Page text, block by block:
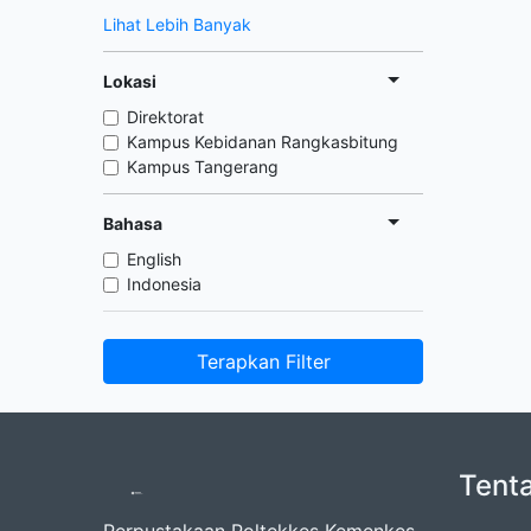
Lihat Lebih Banyak
Lokasi
Direktorat
Kampus Kebidanan Rangkasbitung
Kampus Tangerang
Bahasa
English
Indonesia
Terapkan Filter